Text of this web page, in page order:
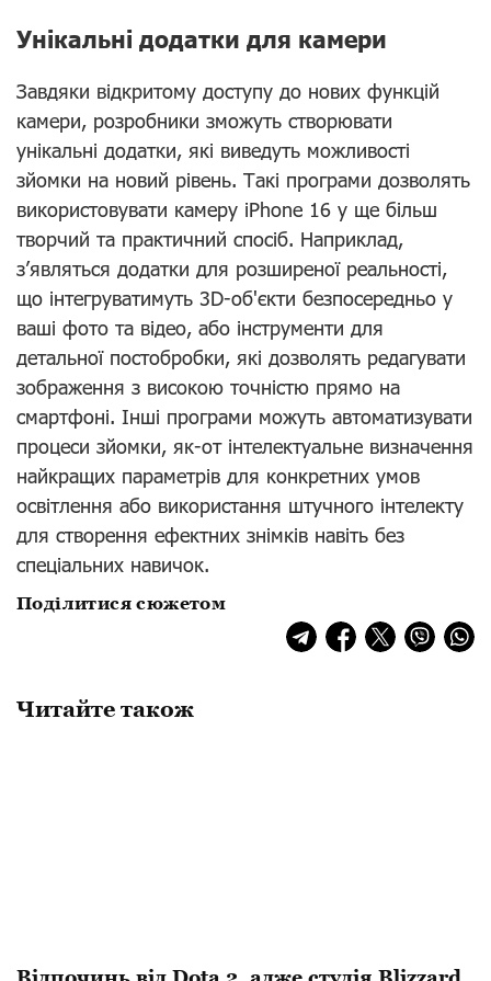
Унікальні додатки для камери
Завдяки відкритому доступу до нових функцій
камери, розробники зможуть створювати
унікальні додатки, які виведуть можливості
зйомки на новий рівень. Такі програми дозволять
використовувати камеру iPhone 16 у ще більш
творчий та практичний спосіб. Наприклад,
з’являться додатки для розширеної реальності,
що інтегруватимуть 3D-об'єкти безпосередньо у
ваші фото та відео, або інструменти для
детальної постобробки, які дозволять редагувати
зображення з високою точністю прямо на
смартфоні. Інші програми можуть автоматизувати
процеси зйомки, як-от інтелектуальне визначення
найкращих параметрів для конкретних умов
освітлення або використання штучного інтелекту
для створення ефектних знімків навіть без
спеціальних навичок.
Поділитися сюжетом
Читайте також